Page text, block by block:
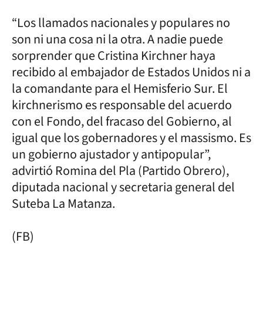
“Los llamados nacionales y populares no
son ni una cosa ni la otra. A nadie puede
sorprender que Cristina Kirchner haya
recibido al embajador de Estados Unidos ni a
la comandante para el Hemisferio Sur. El
kirchnerismo es responsable del acuerdo
con el Fondo, del fracaso del Gobierno, al
igual que los gobernadores y el massismo. Es
un gobierno ajustador y antipopular”,
advirtió Romina del Pla (Partido Obrero),
diputada nacional y secretaria general del
Suteba La Matanza.
(FB)